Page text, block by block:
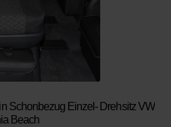
Schonbezug Einzel- Drehsitz VW
Beach